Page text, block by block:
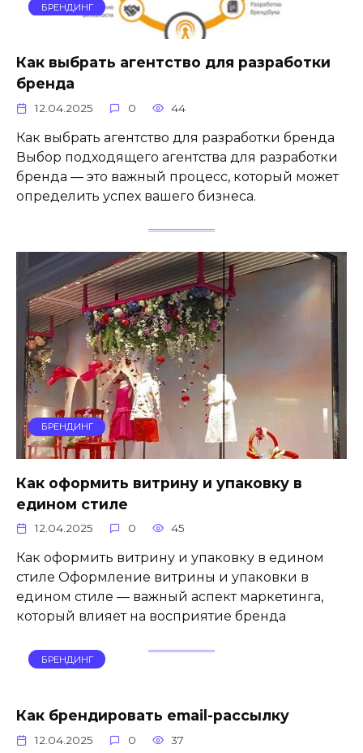
БРЕНДИНГ
Как выбрать агентство для разработки
бренда
12.04.2025 0 44
Как выбрать агентство для разработки бренда
Выбор подходящего агентства для разработки
бренда — это важный процесс, который может
определить успех вашего бизнеса.
БРЕНДИНГ
Как оформить витрину и упаковку в
едином стиле
12.04.2025 0 45
Как оформить витрину и упаковку в едином
стиле Оформление витрины и упаковки в
едином стиле — важный аспект маркетинга,
который влияет на восприятие бренда
БРЕНДИНГ
Как брендировать email-рассылку
12.04.2025 0 37